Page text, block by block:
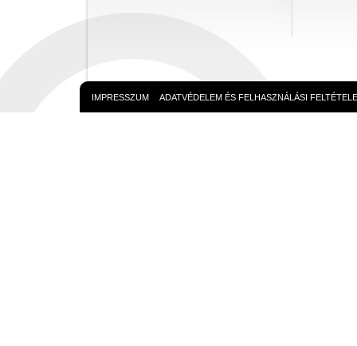
IMPRESSZUM ADATVÉDELEM ÉS FELHASZNÁLÁSI